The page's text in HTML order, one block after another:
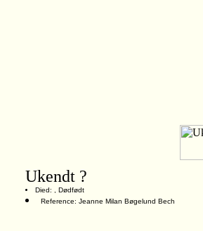
Ukendt ?
Died: , Dødfødt
Reference: Jeanne Milan Bøgelund Bech